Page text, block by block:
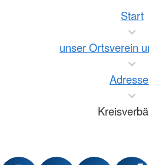
Start
unser Ortsverein